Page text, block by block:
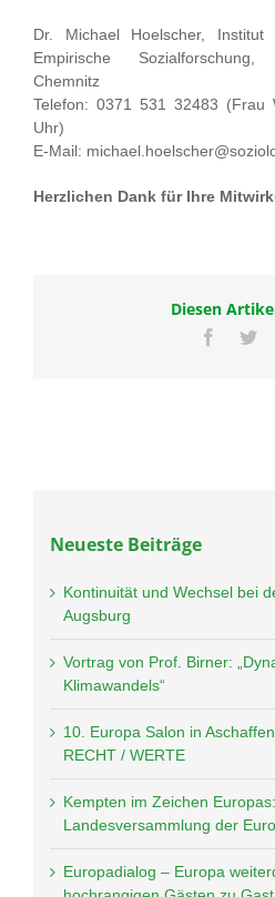
Dr. Michael Hoelscher, Institut
Empirische
Chemnitz
Telefon: 0371 531 32483
Uhr)
E-Mail:
Herzlichen Dank für Ihre
Diesen
Neueste Beiträge
Kontinuität und Wechsel bei
Augsburg
Vortrag von Prof. Birner:
Klimawandels“
10. Europa Salon in
RECHT / WERTE
Kempten im Zeichen
Landesversammlung der
Europadialog – Europa